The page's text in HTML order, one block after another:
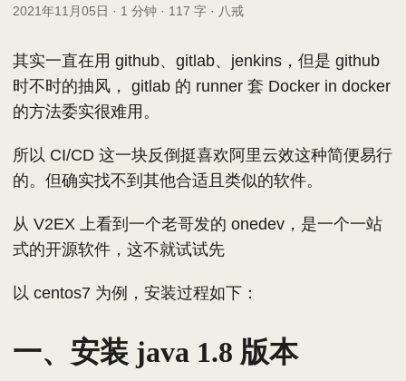
2021年11月05日 · 1 分钟 · 117 字 · 八戒
其实一直在用 github、gitlab、jenkins，但是 github
时不时的抽风， gitlab 的 runner 套 Docker in docker
的方法委实很难用。
所以 CI/CD 这一块反倒挺喜欢阿里云效这种简便易行
的。但确实找不到其他合适且类似的软件。
从 V2EX 上看到一个老哥发的 onedev，是一个一站
式的开源软件，这不就试试先
以 centos7 为例，安装过程如下：
一、安装 java 1.8 版本